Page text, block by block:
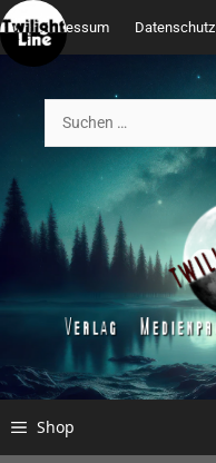
Zum
Inhalt
springen
Impressum Datenschutz
nach:
Shop